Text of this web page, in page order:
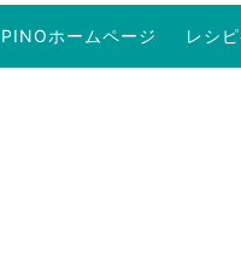
ホームページ レシ